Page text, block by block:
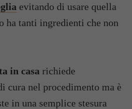
evitando di usare quella
ha tanti ingredienti che non
in casa richiede
cura nel procedimento ma è
in una semplice stesura